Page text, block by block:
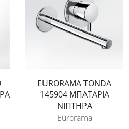
EURORAMA TONDA
145904 ΜΠΑΤΑΡΙΑ
ΝΙΠΤΗΡΑ
Eurorama